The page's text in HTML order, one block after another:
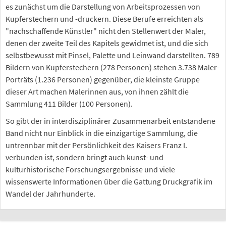
es zunächst um die Darstellung von Arbeitsprozessen von
Kupferstechern und -druckern. Diese Berufe erreichten als
"nachschaffende Künstler" nicht den Stellenwert der Maler,
denen der zweite Teil des Kapitels gewidmet ist, und die sich
selbstbewusst mit Pinsel, Palette und Leinwand darstellten. 789
Bildern von Kupferstechern (278 Personen) stehen 3.738 Maler-
Porträts (1.236 Personen) gegenüber, die kleinste Gruppe
dieser Art machen Malerinnen aus, von ihnen zählt die
Sammlung 411 Bilder (100 Personen).
So gibt der in interdisziplinärer Zusammenarbeit entstandene
Band nicht nur Einblick in die einzigartige Sammlung, die
untrennbar mit der Persönlichkeit des Kaisers Franz I.
verbunden ist, sondern bringt auch kunst- und
kulturhistorische Forschungsergebnisse und viele
wissenswerte Informationen über die Gattung Druckgrafik im
Wandel der Jahrhunderte.